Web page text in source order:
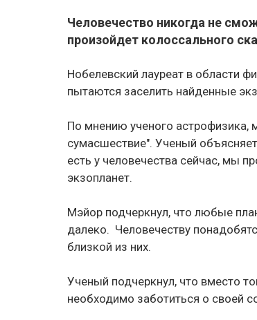
Человечество никогда не
произойдет колоссального
Нобелевский лауреат в области
пытаются заселить найденные
По мнению ученого астрофизика,
сумасшествие". Ученый
есть у человечества сейчас, мы
экзопланет.
Мэйор подчеркнул, что любые
далеко. Человечеству
близкой из них.
Ученый подчеркнул, что вместо
необходимо заботиться о своей